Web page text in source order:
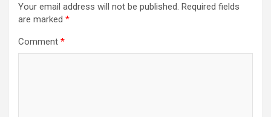
Your email address will not be published. Required fields
are marked *
Comment *